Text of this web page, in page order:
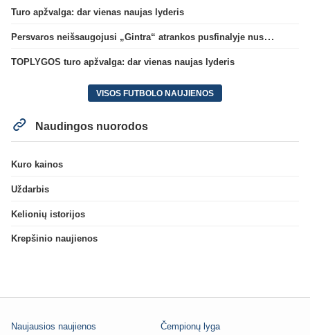
Turo apžvalga: dar vienas naujas lyderis
Persvaros neišsaugojusi „Gintra“ atrankos pusfinalyje nusileido Škotijos čempionėms
TOPLYGOS turo apžvalga: dar vienas naujas lyderis
VISOS FUTBOLO NAUJIENOS
Naudingos nuorodos
Kuro kainos
Uždarbis
Kelionių istorijos
Krepšinio naujienos
Naujausios naujienos Čempionų lyga